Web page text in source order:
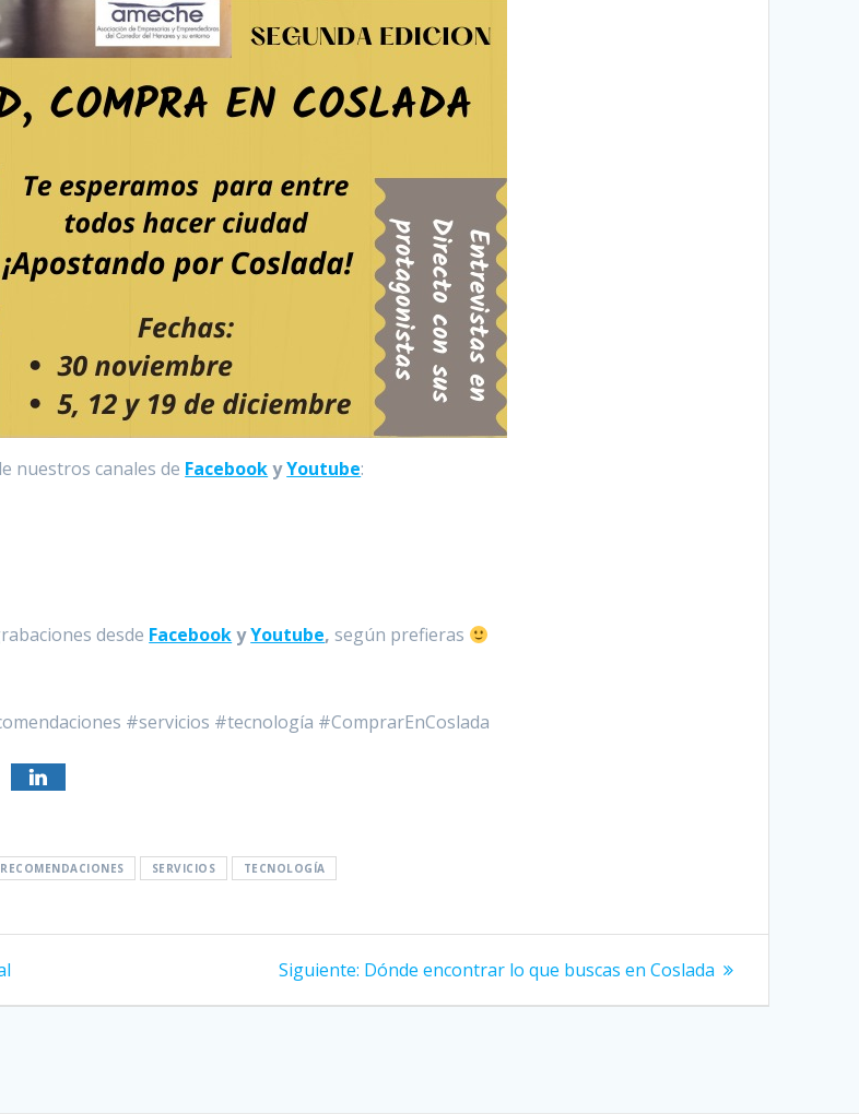
nuestros canales de FacebookyYoutube:
desde FacebookyYoutube,según prefieras
#servicios #tecnología #ComprarEnCoslada
RECOMENDACIONES SERVICIOS TECNOLOGÍA
Siguiente: Siguiente
Dónde encontrar lo que buscas en Coslada